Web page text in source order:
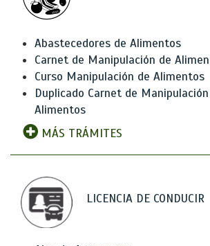
Abastecedores de Alimentos
Carnet de Manipulación de
Curso Manipulación de Alimentos
Duplicado Carnet de
Alimentos
MÁS TRÁMITES
LICENCIA DE CONDUCIR